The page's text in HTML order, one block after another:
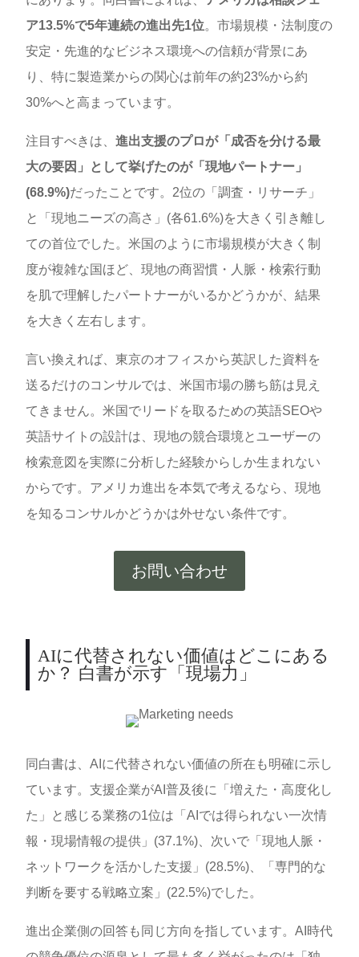
ア13.5%で5年連続の進出先1位。市場規模・法制度の
安定・先進的なビジネス環境への信頼が背景にあ
り、特に製造業からの関心は前年の約23%から約
30%へと高まっています。
注目すべきは、進出支援のプロが「成否を分ける最
大の要因」として挙げたのが「現地パートナー」
(68.9%)だったことです。2位の「調査・リサーチ」
と「現地ニーズの高さ」(各61.6%)を大きく引き離し
ての首位でした。米国のように市場規模が大きく制
度が複雑な国ほど、現地の商習慣・人脈・検索行動
を肌で理解したパートナーがいるかどうかが、結果
を大きく左右します。
言い換えれば、東京のオフィスから英訳した資料を
送るだけのコンサルでは、米国市場の勝ち筋は見え
てきません。米国でリードを取るための英語SEOや
英語サイトの設計は、現地の競合環境とユーザーの
検索意図を実際に分析した経験からしか生まれない
からです。アメリカ進出を本気で考えるなら、現地
を知るコンサルかどうかは外せない条件です。
お問い合わせ
AIに代替されない価値はどこにある
か？ 白書が示す「現場力」
同白書は、AIに代替されない価値の所在も明確に示し
ています。支援企業がAI普及後に「増えた・高度化し
た」と感じる業務の1位は「AIでは得られない一次情
報・現場情報の提供」(37.1%)、次いで「現地人脈・
ネットワークを活かした支援」(28.5%)、「専門的な
判断を要する戦略立案」(22.5%)でした。
進出企業側の回答も同じ方向を指しています。AI時代